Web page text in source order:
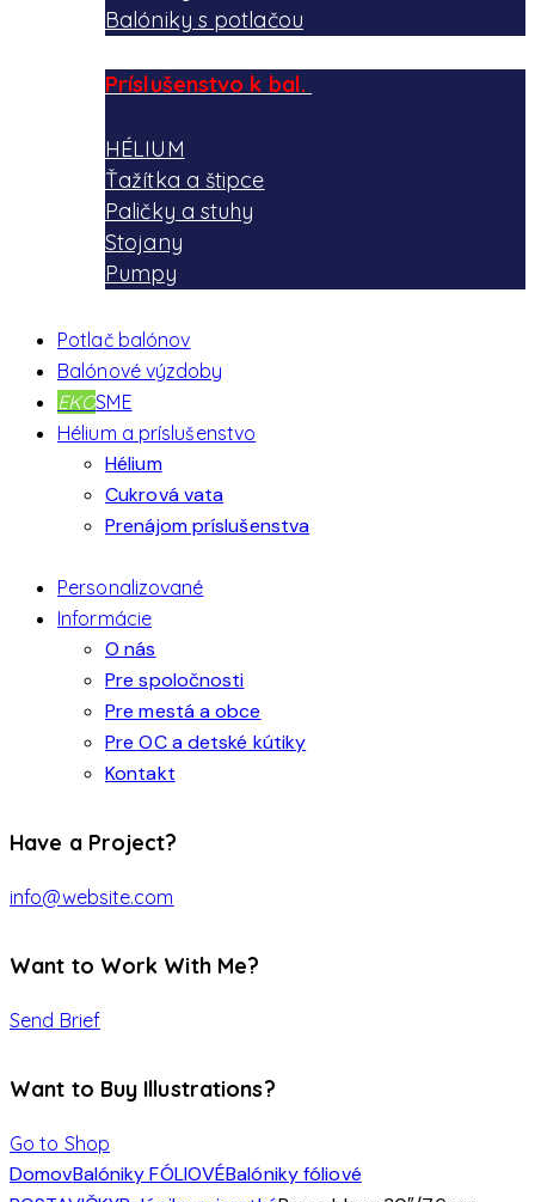
Balóniky s potlačou
Príslušenstvo k bal.
HÉLIUM
Ťažítka a štipce
Paličky a stuhy
Stojany
Pumpy
Potlač balónov
Balónové výzdoby
EKOSME
Hélium a príslušenstvo
Hélium
Cukrová vata
Prenájom príslušenstva
Personalizované
Informácie
O nás
Pre spoločnosti
Pre mestá a obce
Pre OC a detské kútiky
Kontakt
Have a Project?
info@website.com
Want to Work With Me?
Send Brief
Want to Buy Illustrations?
Go to Shop
DomovBalóniky FÓLIOVÉBalóniky fóliové